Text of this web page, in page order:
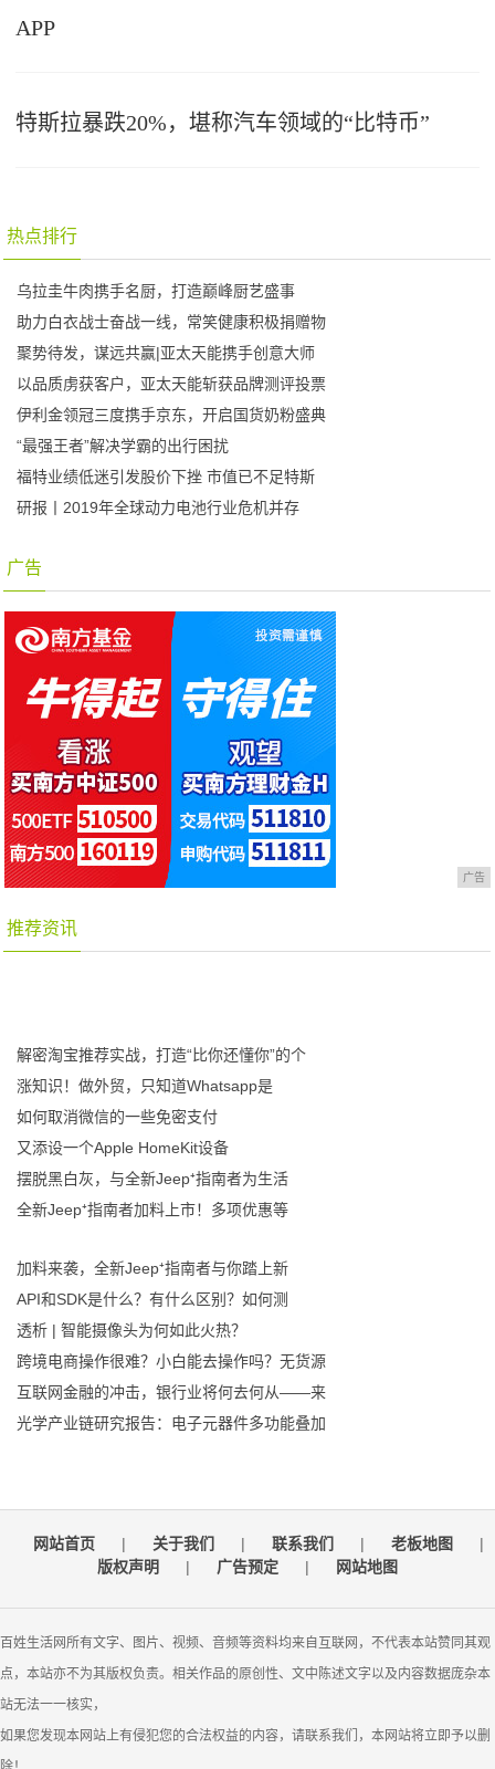
APP
特斯拉暴跌20%，堪称汽车领域的“比特币”
热点排行
乌拉圭牛肉携手名厨，打造巅峰厨艺盛事
助力白衣战士奋战一线，常笑健康积极捐赠物
聚势待发，谋远共赢|亚太天能携手创意大师
以品质虏获客户，亚太天能斩获品牌测评投票
伊利金领冠三度携手京东，开启国货奶粉盛典
“最强王者”解决学霸的出行困扰
福特业绩低迷引发股价下挫 市值已不足特斯
研报丨2019年全球动力电池行业危机并存
广告
广告
推荐资讯
解密淘宝推荐实战，打造“比你还懂你”的个
涨知识！做外贸，只知道Whatsapp是
如何取消微信的一些免密支付
又添设一个Apple HomeKit设备
摆脱黑白灰，与全新Jeep⁺指南者为生活
全新Jeep⁺指南者加料上市！多项优惠等
加料来袭，全新Jeep⁺指南者与你踏上新
API和SDK是什么？有什么区别？如何测
透析 | 智能摄像头为何如此火热？
跨境电商操作很难？小白能去操作吗？无货源
互联网金融的冲击，银行业将何去何从——来
光学产业链研究报告：电子元器件多功能叠加
网站首页 | 关于我们 | 联系我们 | 老板地图
|
版权声明
| 广告预定 | 网站地图
百姓生活网所有文字、图片、视频、音频等资料均来自互联网，不代表本站赞同其观
点，本站亦不为其版权负责。相关作品的原创性、文中陈述文字以及内容数据庞杂本
站无法一一核实，
如果您发现本网站上有侵犯您的合法权益的内容，请联系我们，本网站将立即予以删